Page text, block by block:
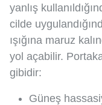
yanlış
cilde
ışığına maruz
yol açabilir.
gibidir:
Güneş